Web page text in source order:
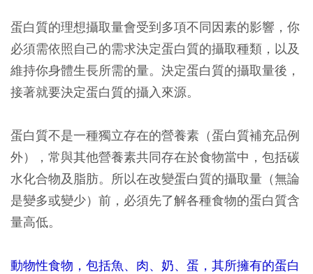
蛋白質的理想攝取量會受到多項不同因素的影響，你
必須需依照自己的需求決定蛋白質的攝取種類，以及
維持你身體生長所需的量。決定蛋白質的攝取量後，
接著就要決定蛋白質的攝入來源。
蛋白質不是一種獨立存在的營養素（蛋白質補充品例
外），常與其他營養素共同存在於食物當中，包括碳
水化合物及脂肪。所以在改變蛋白質的攝取量（無論
是變多或變少）前，必須先了解各種食物的蛋白質含
量高低。
動物性食物，包括魚、肉、奶、蛋，其所擁有的蛋白